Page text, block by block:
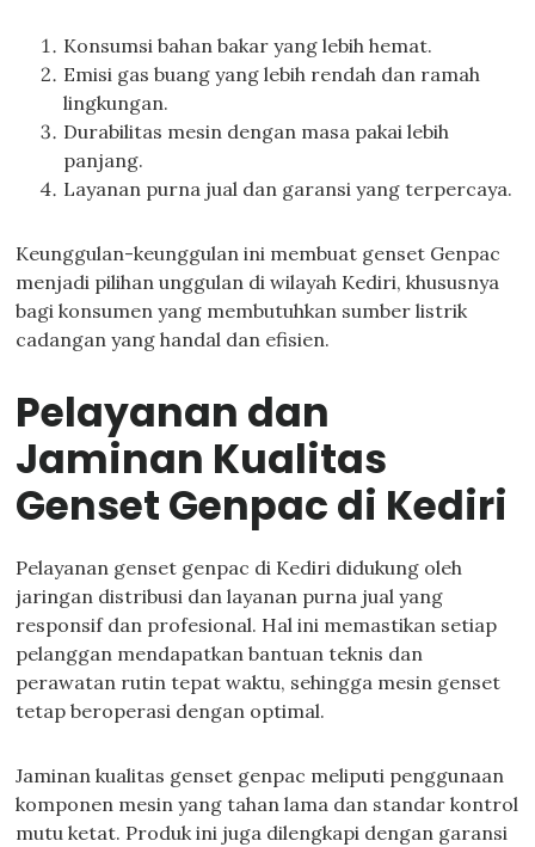
Konsumsi bahan bakar yang lebih hemat.
Emisi gas buang yang lebih rendah dan ramah
lingkungan.
Durabilitas mesin dengan masa pakai lebih
panjang.
Layanan purna jual dan garansi yang terpercaya.
Keunggulan-keunggulan ini membuat genset Genpac
menjadi pilihan unggulan di wilayah Kediri, khususnya
bagi konsumen yang membutuhkan sumber listrik
cadangan yang handal dan efisien.
Pelayanan dan
Jaminan Kualitas
Genset Genpac di Kediri
Pelayanan genset genpac di Kediri didukung oleh
jaringan distribusi dan layanan purna jual yang
responsif dan profesional. Hal ini memastikan setiap
pelanggan mendapatkan bantuan teknis dan
perawatan rutin tepat waktu, sehingga mesin genset
tetap beroperasi dengan optimal.
Jaminan kualitas genset genpac meliputi penggunaan
komponen mesin yang tahan lama dan standar kontrol
mutu ketat. Produk ini juga dilengkapi dengan garansi